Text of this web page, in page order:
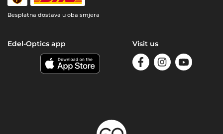
Besplatna dostava u oba smjera
Edel-Optics app Visit us